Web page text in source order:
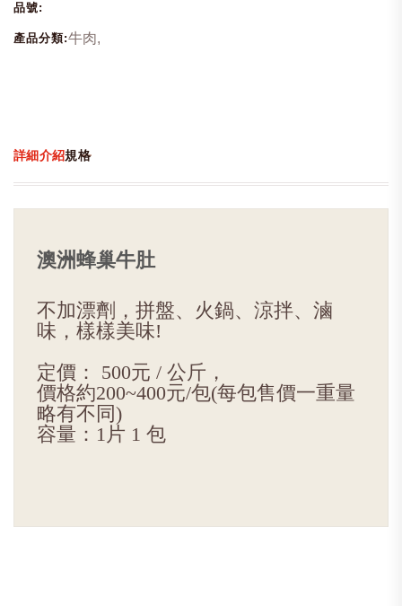
品號:
產品分類:牛肉,
詳細介紹規格
澳洲蜂巢牛肚
不加漂劑，拼盤、火鍋、涼拌、滷
味，樣樣美味!
定價： 500元 / 公斤，
價格約200~400元/包(每包售價一重量
略有不同)
容量：1片 1 包